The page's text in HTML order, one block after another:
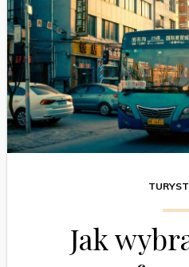
Jak